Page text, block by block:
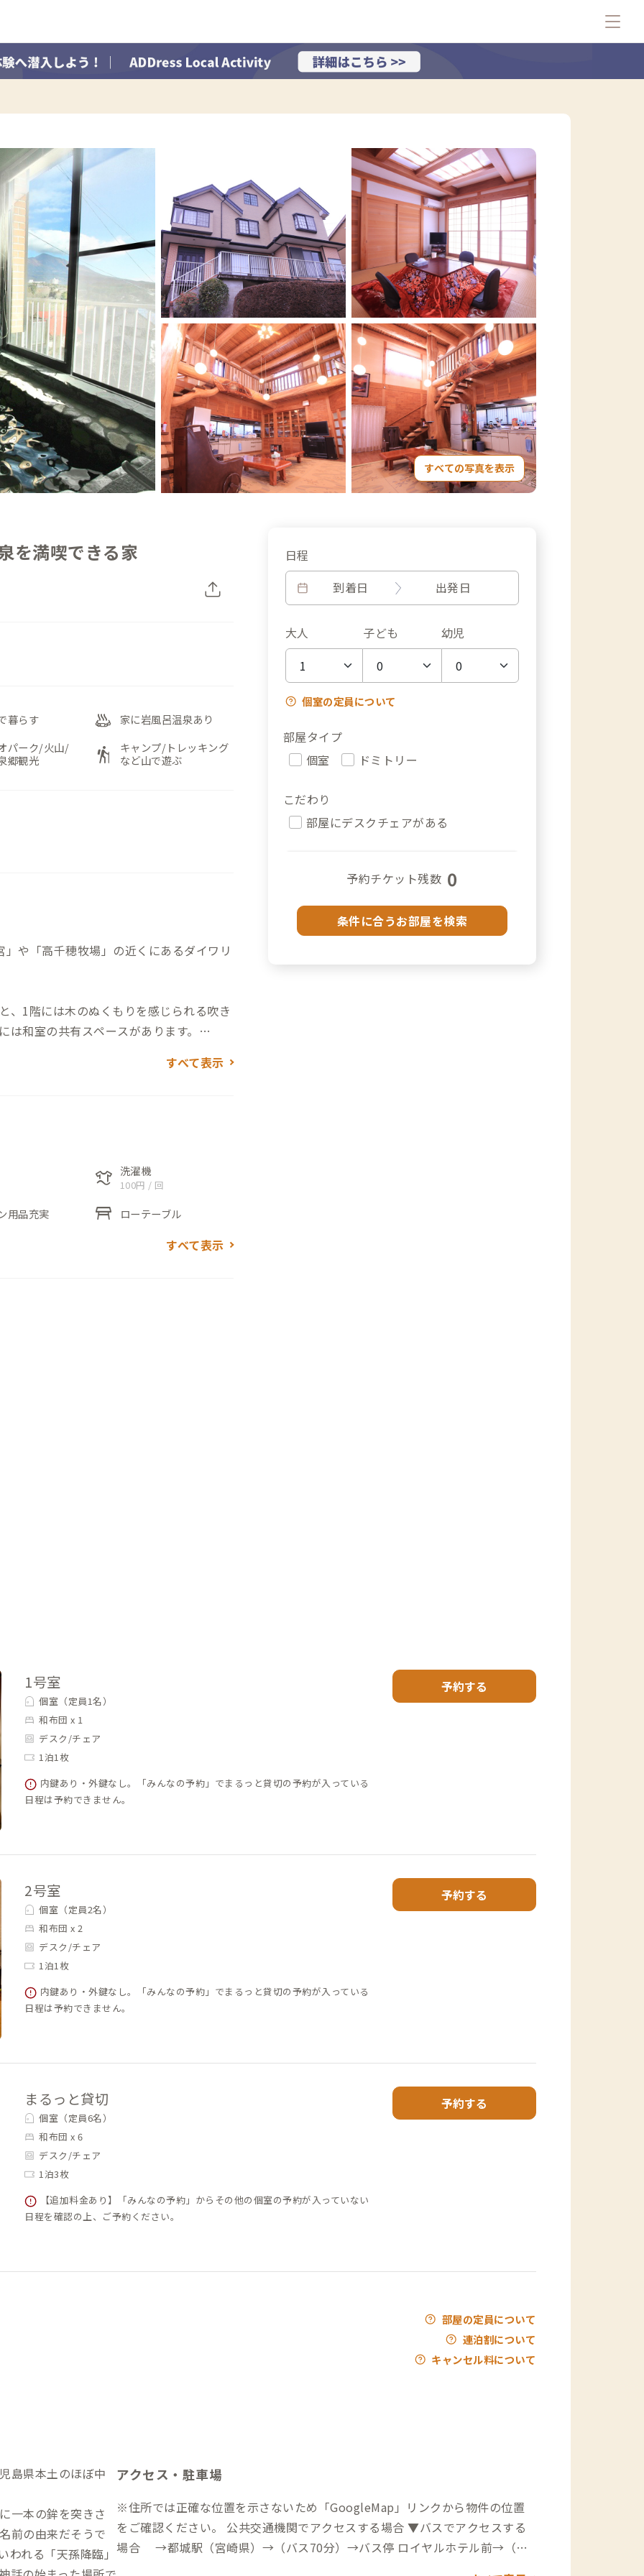
すべての写真を表示
を満喫できる家
暮らす bath_outdoor 家に岩風呂温泉あり
パーク/火山/
郷観光
hiking
キャンプ/トレッキング
など山で遊ぶ
や「高千穂牧場」の近くにあるダイワリ
、1階には木のぬくもりを感じられる吹き
和室の共有スペースがあります。
千穂カントリークラブのコースの一部が
すべて表示
laundry 洗濯機
100円 / 回
用品充実 table_restaurant ローテーブル
すべて表示
日程
到着日
出発日
大人 子ども 幼児
個室の定員について
部屋タイプ
個室
ドミトリー
こだわり
部屋にデスクチェアがある
予約チケット残数 0
条件に合うお部屋を検索
1号室
個室（定員1名）
和布団 x 1
デスク/チェア
1泊1枚
内鍵あり・外鍵なし。「みんなの予約」でまるっと貸切の予約が入っている
日程は予約できません。
予約する
2号室
個室（定員2名）
和布団 x 2
デスク/チェア
1泊1枚
内鍵あり・外鍵なし。「みんなの予約」でまるっと貸切の予約が入っている
日程は予約できません。
予約する
まるっと貸切
個室（定員6名）
和布団 x 6
デスク/チェア
1泊3枚
【追加料金あり】「みんなの予約」からその他の個室の予約が入っていない
日程を確認の上、ご予約ください。
予約する
部屋の定員について
連泊割について
キャンセル料について
島県本土のほぼ中
一本の鉾を突きさ
前の由来だそうで
れる「天孫降臨」
アクセス・駐車場
※住所では正確な位置を示さないため「GoogleMap」リンクから物件の位置
をご確認ください。 公共交通機関でアクセスする場合 ▼バスでアクセスする
場合 →都城駅（宮崎県）→（バス70分）→バス停 ロイヤルホテル前→（徒